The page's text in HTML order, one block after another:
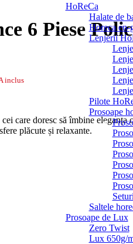
HoReCa
Halate de
Horeca en-
Lenjerii
Pilote
Prosoape
Saltele
Prosoape de Lux
Zero Twist
Lux 650g/
6 Piese
inclus
care doresc să îmbine
plăcute și relaxante.